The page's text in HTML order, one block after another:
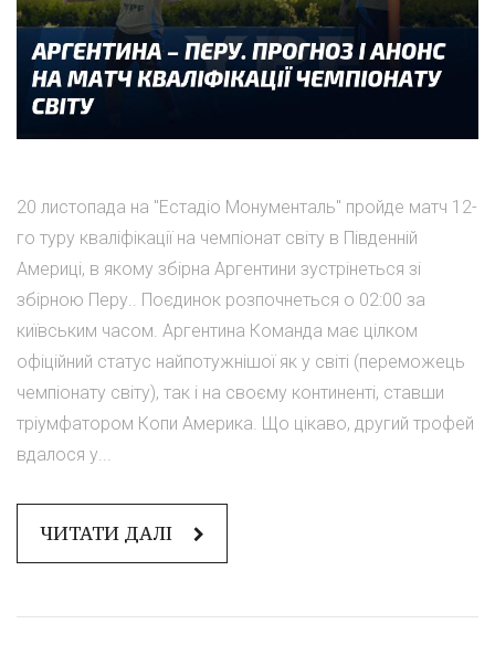
20 листопада на "Естадіо Монументаль" пройде матч 12-
го туру кваліфікації на чемпіонат світу в Південній
Америці, в якому збірна Аргентини зустрінеться зі
збірною Перу.. Поєдинок розпочнеться о 02:00 за
київським часом. Аргентина Команда має цілком
офіційний статус найпотужнішої як у світі (переможець
чемпіонату світу), так і на своєму континенті, ставши
тріумфатором Копи Америка. Що цікаво, другий трофей
вдалося у...
ЧИТАТИ ДАЛІ